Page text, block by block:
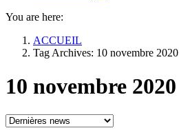
You are here:
ACCUEIL
Tag Archives: 10 novembre 2020
10 novembre 2020